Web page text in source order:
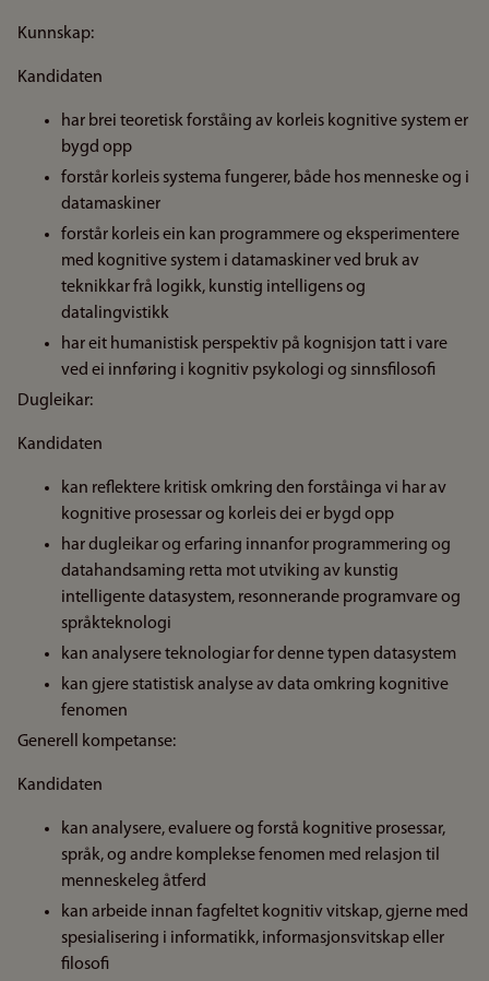
Kunnskap:
Kandidaten
har brei teoretisk forståing av korleis kognitive system er
bygd opp
forstår korleis systema fungerer, både hos menneske og i
datamaskiner
forstår korleis ein kan programmere og eksperimentere
med kognitive system i datamaskiner ved bruk av
teknikkar frå logikk, kunstig intelligens og
datalingvistikk
har eit humanistisk perspektiv på kognisjon tatt i vare
ved ei innføring i kognitiv psykologi og sinnsfilosofi
Dugleikar:
Kandidaten
kan reflektere kritisk omkring den forståinga vi har av
kognitive prosessar og korleis dei er bygd opp
har dugleikar og erfaring innanfor programmering og
datahandsaming retta mot utviking av kunstig
intelligente datasystem, resonnerande programvare og
språkteknologi
kan analysere teknologiar for denne typen datasystem
kan gjere statistisk analyse av data omkring kognitive
fenomen
Generell kompetanse:
Kandidaten
kan analysere, evaluere og forstå kognitive prosessar,
språk, og andre komplekse fenomen med relasjon til
menneskeleg åtferd
kan arbeide innan fagfeltet kognitiv vitskap, gjerne med
spesialisering i informatikk, informasjonsvitskap eller
filosofi